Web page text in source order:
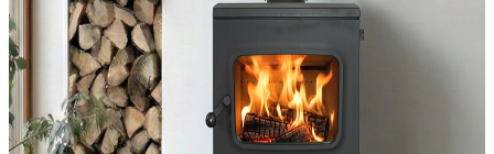
Bioetanol peisinnsatser
JØTUL F 405
Moderne og kraftfull vedovn med karakter
Fra37 990 kr